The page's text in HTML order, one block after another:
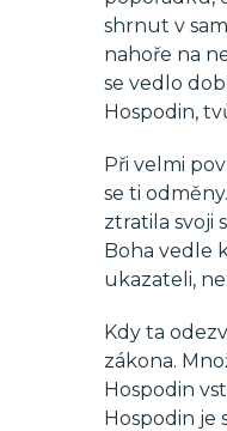
shrnut v
nahoře na
se vedlo
Hospodin,
Při velmi
se ti
ztratila svoji
Boha vedle
ukazateli,
Kdy ta
zákona.
Hospodin
Hospodin je